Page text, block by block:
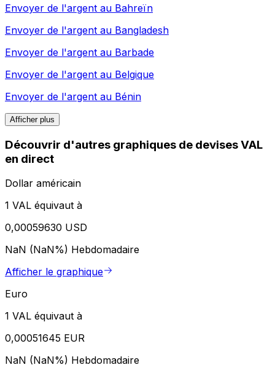
Envoyer de l'argent au Bahreïn
Envoyer de l'argent au Bangladesh
Envoyer de l'argent au Barbade
Envoyer de l'argent au Belgique
Envoyer de l'argent au Bénin
Afficher plus
Découvrir d'autres graphiques de devises VAL
en direct
Dollar américain
1 VAL équivaut à
0,00059630 USD
NaN (NaN%) Hebdomadaire
Afficher le graphique
Euro
1 VAL équivaut à
0,00051645 EUR
NaN (NaN%) Hebdomadaire